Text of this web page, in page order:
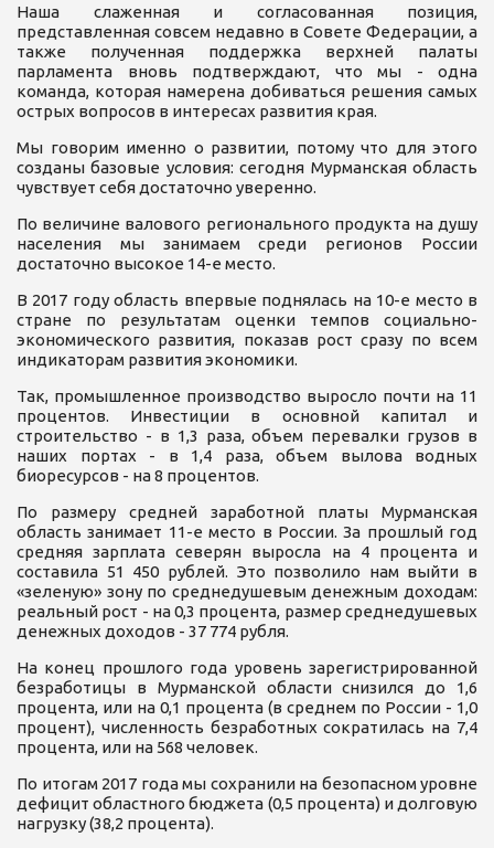
Наша слаженная и согласованная позиция,
представленная совсем недавно в Совете Федерации, а
также полученная поддержка верхней палаты
парламента вновь подтверждают, что мы - одна
команда, которая намерена добиваться решения самых
острых вопросов в интересах развития края.
Мы говорим именно о развитии, потому что для этого
созданы базовые условия: сегодня Мурманская область
чувствует себя достаточно уверенно.
По величине валового регионального продукта на душу
населения мы занимаем среди регионов России
достаточно высокое 14-е место.
В 2017 году область впервые поднялась на 10-е место в
стране по результатам оценки темпов социально-
экономического развития, показав рост сразу по всем
индикаторам развития экономики.
Так, промышленное производство выросло почти на 11
процентов. Инвестиции в основной капитал и
строительство - в 1,3 раза, объем перевалки грузов в
наших портах - в 1,4 раза, объем вылова водных
биоресурсов - на 8 процентов.
По размеру средней заработной платы Мурманская
область занимает 11-е место в России. За прошлый год
средняя зарплата северян выросла на 4 процента и
составила 51 450 рублей. Это позволило нам выйти в
«зеленую» зону по среднедушевым денежным доходам:
реальный рост - на 0,3 процента, размер среднедушевых
денежных доходов - 37 774 рубля.
На конец прошлого года уровень зарегистрированной
безработицы в Мурманской области снизился до 1,6
процента, или на 0,1 процента (в среднем по России - 1,0
процент), численность безработных сократилась на 7,4
процента, или на 568 человек.
По итогам 2017 года мы сохранили на безопасном уровне
дефицит областного бюджета (0,5 процента) и долговую
нагрузку (38,2 процента).